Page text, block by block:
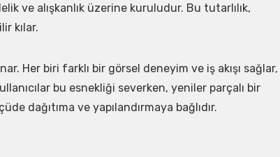
ve alışkanlık üzerine kuruludur. Bu tutarlılık,
kılar.
Her biri farklı bir görsel deneyim ve iş akışı sağlar,
bu esnekliği severken, yeniler parçalı bir
dağıtıma ve yapılandırmaya bağlıdır.